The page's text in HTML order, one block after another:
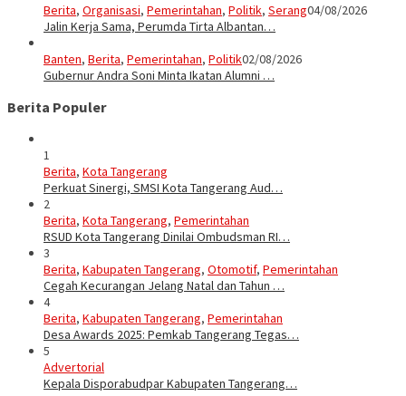
Berita, Organisasi, Pemerintahan, Politik, Serang04/08/2026
Jalin Kerja Sama, Perumda Tirta Albantan…
Banten, Berita, Pemerintahan, Politik02/08/2026
Gubernur Andra Soni Minta Ikatan Alumni …
Berita Populer
1
Berita, Kota Tangerang
Perkuat Sinergi, SMSI Kota Tangerang Aud…
2
Berita, Kota Tangerang, Pemerintahan
RSUD Kota Tangerang Dinilai Ombudsman RI…
3
Berita, Kabupaten Tangerang, Otomotif, Pemerintahan
Cegah Kecurangan Jelang Natal dan Tahun …
4
Berita, Kabupaten Tangerang, Pemerintahan
Desa Awards 2025: Pemkab Tangerang Tegas…
5
Advertorial
Kepala Disporabudpar Kabupaten Tangerang…